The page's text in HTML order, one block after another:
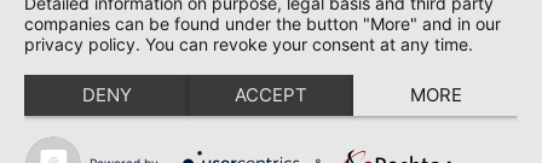
companies can be found under the button "More" and in our
privacy policy. You can revoke your consent at any time.
DENY ACCEPT MORE